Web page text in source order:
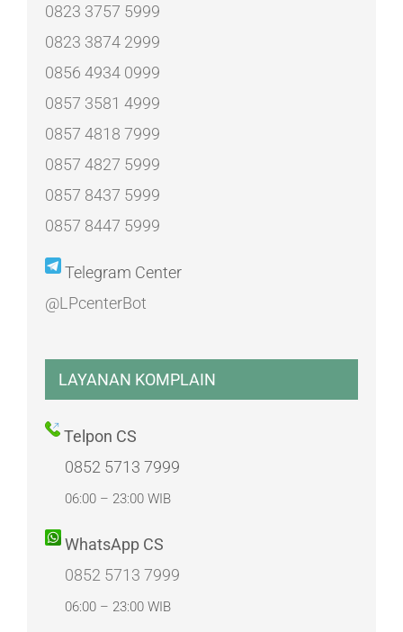
0823 3757 5999
0823 3874 2999
0856 4934 0999
0857 3581 4999
0857 4818 7999
0857 4827 5999
0857 8437 5999
0857 8447 5999
Telegram Center
@LPcenterBot
LAYANAN KOMPLAIN
Telpon CS
0852 5713 7999
06:00 – 23:00 WIB
WhatsApp CS
0852 5713 7999
06:00 – 23:00 WIB